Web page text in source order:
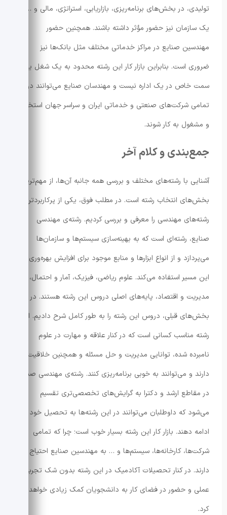
تولیدی، در بخش‌های برنامه‌ریزی، بازاریابی، استراتژی، مالی و …
یک سازمان نیز حضور مؤثر داشته باشند. همچنین حضور
مهندسین صنایع در مراکز خدماتی مختلف مثل بانک‌ها نیز
ضروری است. بنابراین بازار کار این رشته محدود به یک شغل یا
سمت خاص در یک اداره نیست و مهندسان صنایع می‌توانند در
تمامی شرکت‌های صنعتی و خدماتی ایران و سراسر جهان استخدام
و مشغول به کار شوند.
جمع‌بندی و کلام آخر
آشنایی با رشته‌های مختلف و بررسی همه جانبه آن‌ها، از مهم‌ترین
بخش‌های انتخاب رشته است. در مطلب فوق، یکی از پرکاربردترین
رشته‌های مهندسی را معرفی و بررسی کردیم. رشته‌ی مهندسی
صنایع، رشته‌ای است که به بهینه‌سازی سیستم‌ها و سازمان‌ها
می‌پردازد و از انواع ابزارها و منابع موجود برای افزایش بهره‌وری در
این مسیر استفاده می‌کند. علوم ریاضی، فیزیک، آمار و احتمال،
مدیریت و اقتصاد، پایه‌های اصلی دروس این رشته هستند. در
بخش‌های قبلی، دروس این رشته را به طور کامل شرح دادیم. این
رشته مناسب کسانی است که در کنار علاقه و مهارت در علوم
نامبرده شده، توانایی مدیریت و حل مسئله و همچنین خلاقیت
دارند و می‌توانند به خوبی برنامه‌ریزی کنند. رشته‌ی مهندسی صنایع
در مقاطع ارشد و دکترا به گرایش‌های تخصصی‌تری تقسیم
می‌شود که داوطلبان می‌توانند در این رشته‌ها به تحصیل خود
ادامه دهند. بازار کار این رشته بسیار خوب است؛ چرا که تمامی
شرکت‌ها، کارخانه‌ها، سیستم‌ها و … به مهندسین صنایع احتیاج
دارند. در کنار تحصیلات آکادمیک در این رشته بدون شک تجربه‌ی
عملی و حضور در فضای کار به دانشجویان کمک زیادی خواهد
کرد.